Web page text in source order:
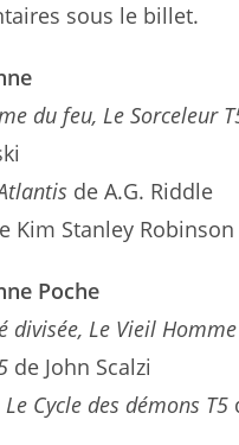
sous le billet.
du feu, Le Sorceleur
de A.G. Riddle
Kim Stanley Robinson
Poche
divisée, Le Vieil
de John Scalzi
Cycle des démons T5